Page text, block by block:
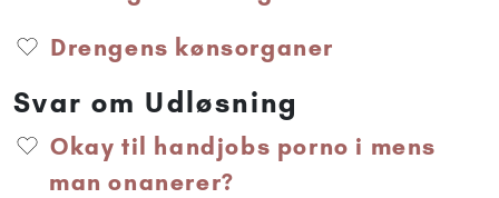
Drengens kønsorganer
Svar om Udløsning
Okay til handjobs porno i mens
man onanerer?